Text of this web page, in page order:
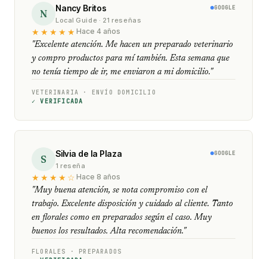
N Nancy Britos
Local Guide · 21 reseñas
GOOGLE
★★★★★ Hace 4 años
"Excelente atención. Me hacen un preparado veterinario
y compro productos para mí también. Esta semana que
no tenía tiempo de ir, me enviaron a mi domicilio."
VETERINARIA · ENVÍO DOMICILIO
✓ VERIFICADA
S Silvia de la Plaza
1 reseña
GOOGLE
★★★★☆ Hace 8 años
"Muy buena atención, se nota compromiso con el
trabajo. Excelente disposición y cuidado al cliente. Tanto
en florales como en preparados según el caso. Muy
buenos los resultados. Alta recomendación."
FLORALES · PREPARADOS